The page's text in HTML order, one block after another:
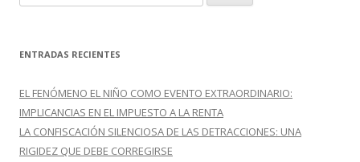
u
c
r
:
ENTRADAS RECIENTES
EL FENÓMENO EL NIÑO COMO EVENTO EXTRAORDINARIO:
IMPLICANCIAS EN EL IMPUESTO A LA RENTA
LA CONFISCACIÓN SILENCIOSA DE LAS DETRACCIONES: UNA
RIGIDEZ QUE DEBE CORREGIRSE